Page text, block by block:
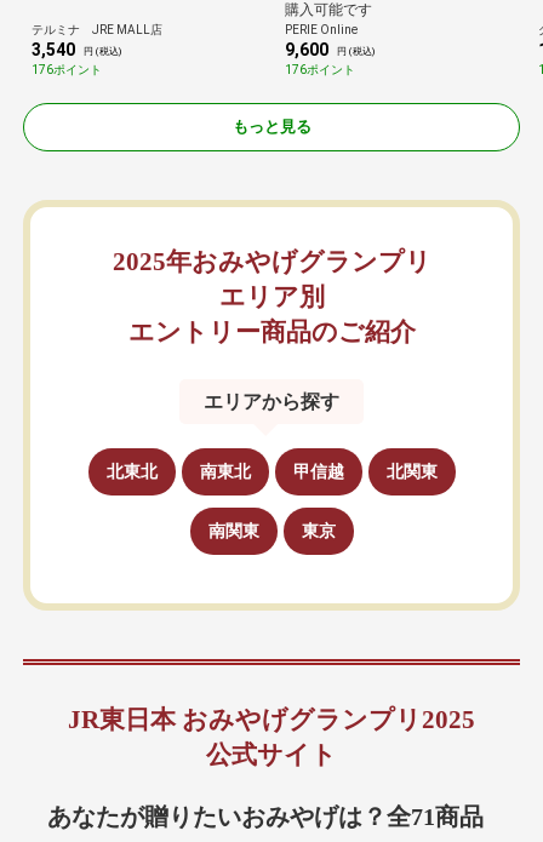
テルミナ JRE MALL店
3,540 円 (税込)
176ポイント
購入可能です
PERIE Online
9,600 円 (税込)
176ポイント
もっと見る
2025年おみやげグランプリ
エリア別
エントリー商品のご紹介
エリアから探す
北東北 南東北 甲信越 北関東
南関東 東京
JR東日本 おみやげグランプリ2025
公式サイト
あなたが贈りたいおみやげは？全71商品